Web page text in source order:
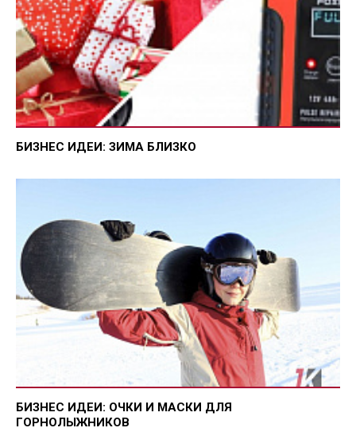
БИЗНЕС ИДЕИ: ЗИМА БЛИЗКО
БИЗНЕС ИДЕИ: ОЧКИ И МАСКИ ДЛЯ
ГОРНОЛЫЖНИКОВ